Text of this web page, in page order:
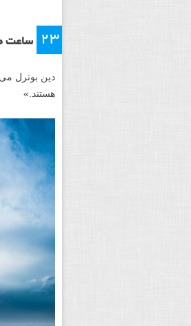
با ذهن
لیا
نور را
بهترین نحو